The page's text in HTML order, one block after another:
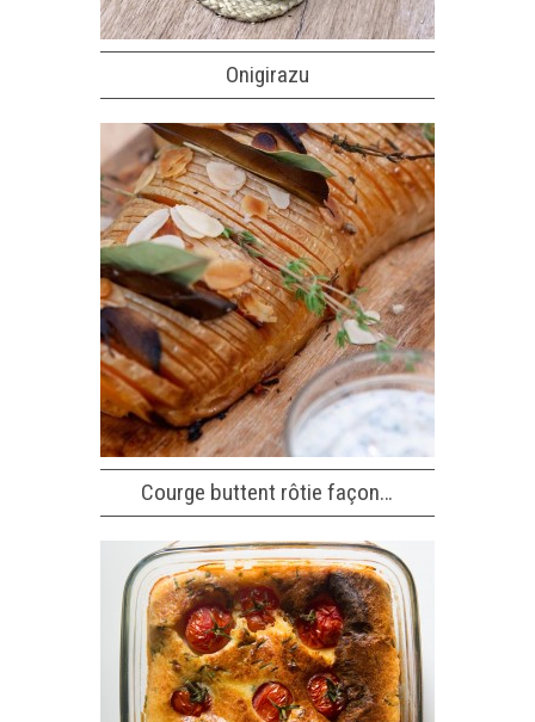
Onigirazu
Courge buttent rôtie façon…